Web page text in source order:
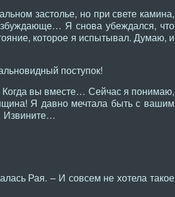
застолье, но при свете камина,
Я снова убеждался, что
которое я испытывал. Думаю, и
поступок!
вы вместе… Сейчас я понимаю,
Я давно мечтала быть с вашим
Извините…
Рая. – И совсем не хотела такое